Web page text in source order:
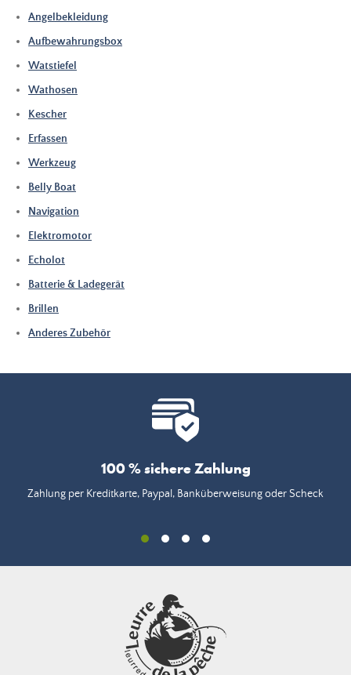
Angelbekleidung
Aufbewahrungsbox
Watstiefel
Wathosen
Kescher
Erfassen
Werkzeug
Belly Boat
Navigation
Elektromotor
Echolot
Batterie & Ladegerät
Brillen
Anderes Zubehör
100 % sichere Zahlung
Zahlung per Kreditkarte, Paypal, Banküberweisung oder Scheck